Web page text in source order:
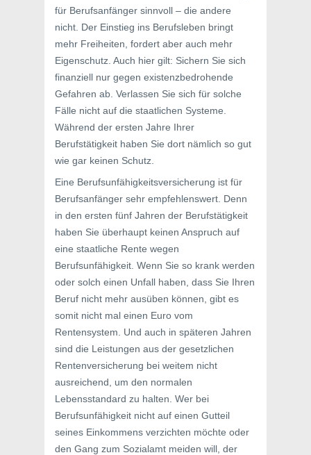
für Berufsanfänger sinnvoll – die andere
nicht. Der Einstieg ins Berufsleben bringt
mehr Freiheiten, fordert aber auch mehr
Eigenschutz. Auch hier gilt: Sichern Sie sich
finanziell nur gegen existenzbedrohende
Gefahren ab. Verlassen Sie sich für solche
Fälle nicht auf die staatlichen Systeme.
Während der ersten Jahre Ihrer
Berufstätigkeit haben Sie dort nämlich so gut
wie gar keinen Schutz.
Eine Berufsunfähigkeitsversicherung ist für
Berufsanfänger sehr empfehlenswert. Denn
in den ersten fünf Jahren der Berufstätigkeit
haben Sie überhaupt keinen Anspruch auf
eine staatliche Rente wegen
Berufsunfähigkeit. Wenn Sie so krank werden
oder solch einen Unfall haben, dass Sie Ihren
Beruf nicht mehr ausüben können, gibt es
somit nicht mal einen Euro vom
Rentensystem. Und auch in späteren Jahren
sind die Leistungen aus der gesetzlichen
Rentenversicherung bei weitem nicht
ausreichend, um den normalen
Lebensstandard zu halten. Wer bei
Berufsunfähigkeit nicht auf einen Gutteil
seines Einkommens verzichten möchte oder
den Gang zum Sozialamt meiden will, der